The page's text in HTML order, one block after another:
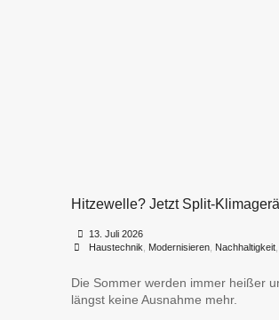
Hitzewelle? Jetzt Split-
13. Juli 2026
Haustechnik Modernisieren, Nachhaltigkeit,
Die Sommer werden immer heißer
längst keine Ausnahme mehr.